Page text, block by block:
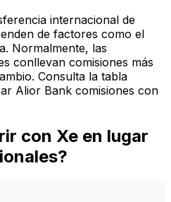
internacional de
de factores como el
Normalmente, las
conllevan comisiones más
Consulta la tabla
Alior Bank comisiones con
con Xe en lugar